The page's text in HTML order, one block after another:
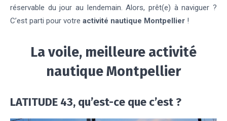
réservable du jour au lendemain. Alors, prêt(e) à naviguer ?
C’est parti pour votre activité nautique Montpellier !
La voile, meilleure activité
nautique Montpellier
LATITUDE 43, qu’est-ce que c’est ?